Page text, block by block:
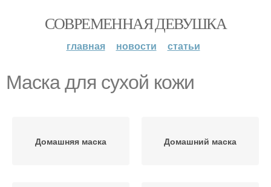
СОВРЕМЕННАЯ ДЕВУШКА
главная новости статьи
Маска для сухой кожи
Домашняя маска Домашний маска